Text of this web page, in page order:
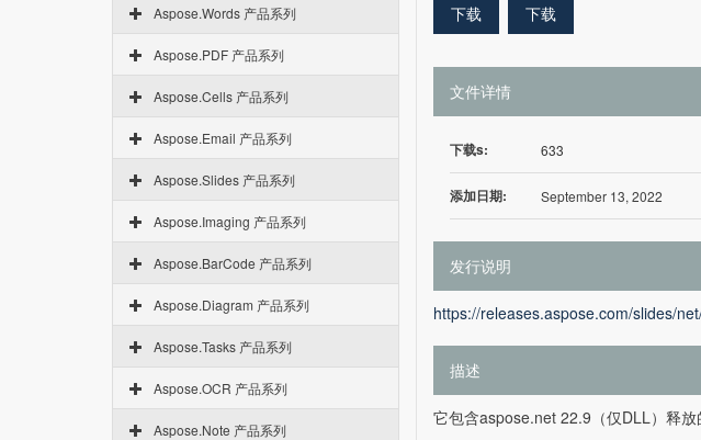
Aspose.Words 产品系列
Aspose.PDF 产品系列
Aspose.Cells 产品系列
Aspose.Email 产品系列
Aspose.Slides 产品系列
Aspose.Imaging 产品系列
Aspose.BarCode 产品系列
Aspose.Diagram 产品系列
Aspose.Tasks 产品系列
Aspose.OCR 产品系列
Aspose.Note 产品系列
下载 下载
文件详情
下载s: 633
添加日期: September 13, 2022
发行说明
https://releases.aspose.com/slides/
描述
它包含aspose.net 22.9（仅DLL）释放